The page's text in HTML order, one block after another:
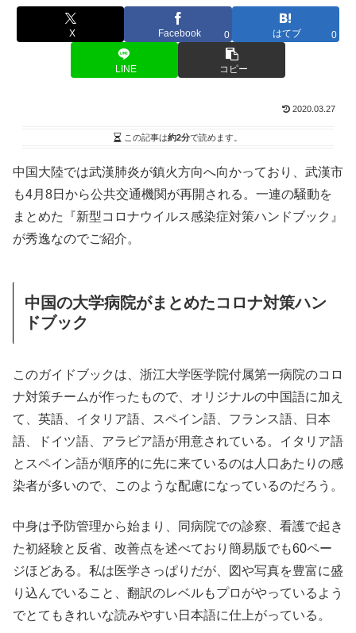
X Facebook 0 はてブ 0
LINE コピー
2020.03.27
この記事は約2分で読めます。
中国大陸では武漢肺炎が鎮火方向へ向かっており、武漢市
も4月8日から公共交通機関が再開される。一連の騒動を
まとめた『新型コロナウイルス感染症対策ハンドブック』
が秀逸なのでご紹介。
中国の大学病院がまとめたコロナ対策ハン
ドブック
このガイドブックは、浙江大学医学院付属第一病院のコロ
ナ対策チームが作ったもので、オリジナルの中国語に加え
て、英語、イタリア語、スペイン語、フランス語、日本
語、ドイツ語、アラビア語が用意されている。イタリア語
とスペイン語が順序的に先に来ているのは人口あたりの感
染者が多いので、このような配慮になっているのだろう。
中身は予防管理から始まり、同病院での診察、看護で起き
た初経験と反省、改善点を述べており簡易版でも60ペー
ジほどある。私は医学さっぱりだが、図や写真を豊富に盛
り込んでいること、翻訳のレベルもプロがやっているよう
でとてもきれいな読みやすい日本語に仕上がっている。